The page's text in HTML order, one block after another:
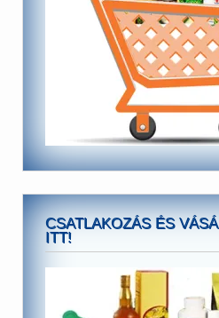
CSATLAKOZÁS ÉS
ITT!